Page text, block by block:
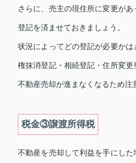
さらに、売主の現住所に変更が
登記を済ませておきましょう。
状況によってどの登記が必要かは
権抹消登記・相続登記・住所変更
不動産売却が進まなくなるため注
税金③譲渡所得税
不動産を売却して利益を手にし